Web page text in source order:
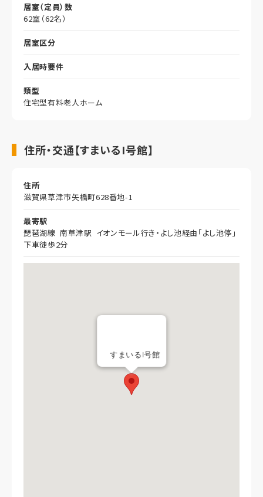
居室（定員）数
62室（62名）
居室区分
入居時要件
類型
住宅型有料老人ホーム
住所・交通【すまいるI号館】
住所
滋賀県草津市矢橋町628番地-1
最寄駅
琵琶湖線 南草津駅 イオンモール行き・よし池経由「よし池停」
下車徒歩2分
すまいるI号館